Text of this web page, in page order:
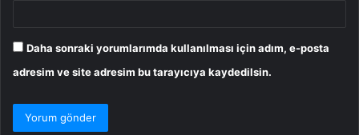
Daha sonraki yorumlarımda kullanılması için adım, e-posta
adresim ve site adresim bu tarayıcıya kaydedilsin.